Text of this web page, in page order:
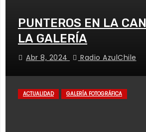
PUNTEROS EN LA
LA GALERÍA
Abr 8, 2024 Radio AzulChile
ACTUALIDAD GALERÍA FOTOGRÁFICA